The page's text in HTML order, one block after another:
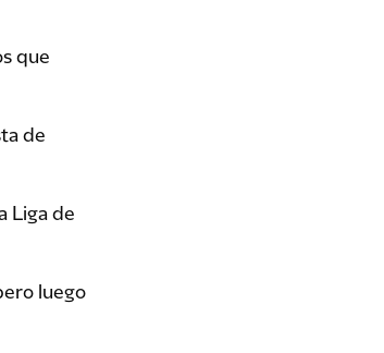
que
de
Liga de
luego